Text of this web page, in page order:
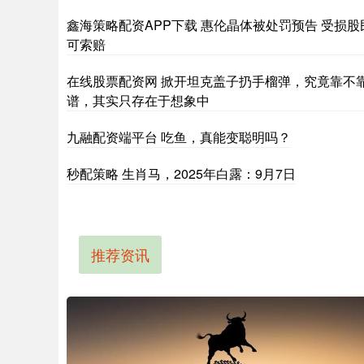
鑫海策略配资APP下载 惠伦晶体被处罚预告 受损股
可索赔
在线股票配资网 掀开坦克盖子扔手榴弹，究竟靠不
谱，其实只存在于想象中
九融配资端平台 吃鱼，真能变聪明吗？
秒配策略 生肖马，2025年白露：9月7日
推荐资讯